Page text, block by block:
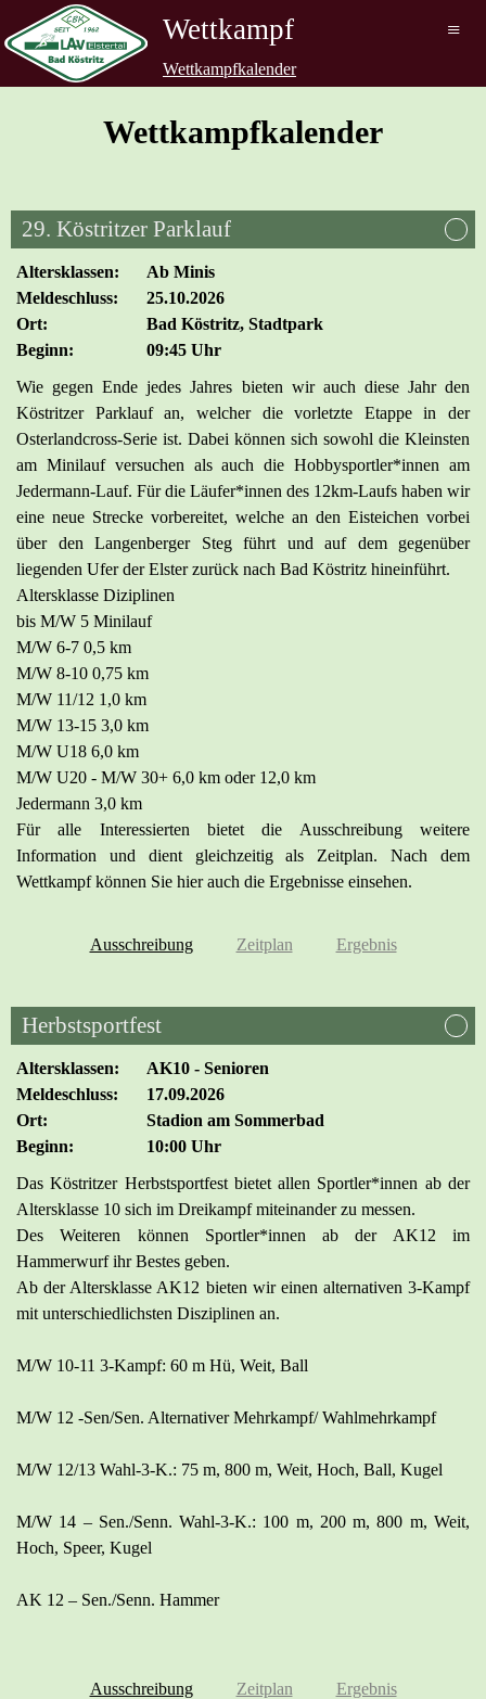
Wettkampf ≡
Wettkampfkalender
Wettkampfkalender
29. Köstritzer Parklauf
Altersklassen:
Ab Minis
Meldeschluss:
25.10.2026
Ort:
Bad Köstritz, Stadtpark
Beginn:
09:45 Uhr
Wie gegen Ende jedes Jahres bieten wir auch diese Jahr den
Köstritzer Parklauf an, welcher die vorletzte Etappe in der
Osterlandcross-Serie ist. Dabei können sich sowohl die Kleinsten
am Minilauf versuchen als auch die Hobbysportler*innen am
Jedermann-Lauf. Für die Läufer*innen des 12km-Laufs haben wir
eine neue Strecke vorbereitet, welche an den Eisteichen vorbei
über den Langenberger Steg führt und auf dem gegenüber
liegenden Ufer der Elster zurück nach Bad Köstritz hineinführt.
Altersklasse Diziplinen
bis M/W 5 Minilauf
M/W 6-7 0,5 km
M/W 8-10 0,75 km
M/W 11/12 1,0 km
M/W 13-15 3,0 km
M/W U18 6,0 km
M/W U20 - M/W 30+ 6,0 km oder 12,0 km
Jedermann 3,0 km
Für alle Interessierten bietet die Ausschreibung weitere
Information und dient gleichzeitig als Zeitplan. Nach dem
Wettkampf können Sie hier auch die Ergebnisse einsehen.
Ausschreibung Zeitplan Ergebnis
Herbstsportfest
Altersklassen:
AK10 - Senioren
Meldeschluss:
17.09.2026
Ort:
Stadion am Sommerbad
Beginn:
10:00 Uhr
Das Köstritzer Herbstsportfest bietet allen Sportler*innen ab der
Altersklasse 10 sich im Dreikampf miteinander zu messen.
Des Weiteren können Sportler*innen ab der AK12 im
Hammerwurf ihr Bestes geben.
Ab der Altersklasse AK12 bieten wir einen alternativen 3-Kampf
mit unterschiedlichsten Disziplinen an.
M/W 10-11 3-Kampf: 60 m Hü, Weit, Ball
M/W 12 -Sen/Sen. Alternativer Mehrkampf/ Wahlmehrkampf
M/W 12/13 Wahl-3-K.: 75 m, 800 m, Weit, Hoch, Ball, Kugel
M/W 14 – Sen./Senn. Wahl-3-K.: 100 m, 200 m, 800 m, Weit,
Hoch, Speer, Kugel
AK 12 – Sen./Senn. Hammer
Ausschreibung Zeitplan Ergebnis